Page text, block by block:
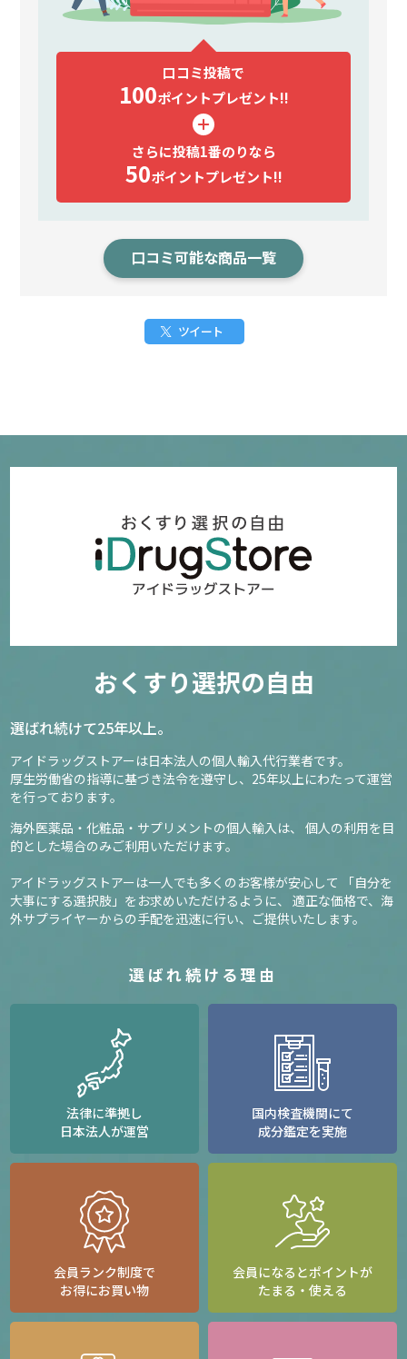
口コミ投稿で
100ポイントプレゼント!!
さらに投稿1番のりなら
50ポイントプレゼント!!
口コミ可能な商品一覧
ツイート
おくすり選択の自由
選ばれ続けて25年以上。
アイドラッグストアーは日本法人の個人輸入代行業者です。
厚生労働省の指導に基づき法令を遵守し、 25年以上にわたって運営
を行っております。
海外医薬品・化粧品・サプリメントの個人輸入は、
個人の利用を目
的とした場合のみご利用いただけます。
アイドラッグストアーは一人でも多くのお客様が安心して
「自分を
大事にする選択肢」をお求めいただけるように、
適正な価格で、海
外サプライヤーからの手配を迅速に行い、ご提供いたします。
選ばれ続ける理由
法律に準拠し
日本法人が運営
国内検査機関にて
成分鑑定を実施
会員ランク制度で
お得にお買い物
会員になるとポイントが
たまる・使える